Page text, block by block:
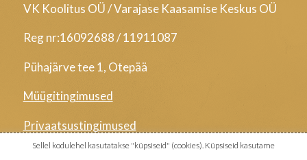
VK Koolitus OÜ / Varajase Kaasamise Keskus OÜ
Reg nr:16092688 / 11911087
Pühajärve tee 1, Otepää
Müügitingimused
Privaatsustingimused
Sellel kodulehel kasutatakse "küpsiseid" (cookies). Küpsiseid kasutame